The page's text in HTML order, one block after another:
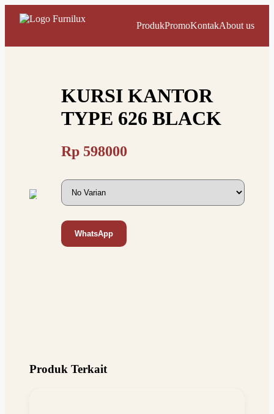
ProdukPromoKontakAbout us
KURSI KANTOR
TYPE 626 BLACK
Rp 598000
WhatsApp
Produk Terkait